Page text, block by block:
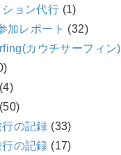
ション代行 (1)
加レポート (32)
カウチサーフィン)
(4)
(50)
行の記録 (33)
の記録 (17)